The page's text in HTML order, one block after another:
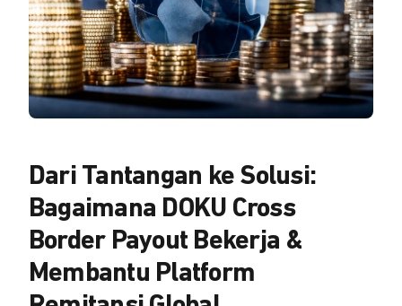
Dari Tantangan ke Solusi:
Bagaimana DOKU Cross
Border Payout Bekerja &
Membantu Platform